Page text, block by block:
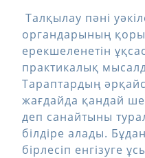
Талқылау пәні
органдарының
ерекшеленетін
практикалық
Тараптардың
жағдайда қандай
деп санайтыны
білдіре алады.
бірлесіп енгізуге